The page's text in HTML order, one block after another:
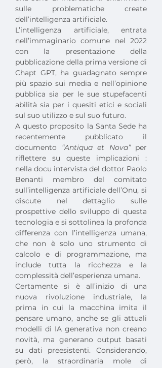
sulle problematiche create
dell’intelligenza artificiale.
L’intelligenza artificiale, entrata
nell’immaginario comune nel 2022
con la presentazione della
pubblicazione della prima versione di
Chapt GPT, ha guadagnato sempre
più spazio sui media e nell’opinione
pubblica sia per le sue stupefacenti
abilità sia per i quesiti etici e sociali
sul suo utilizzo e sul suo futuro.
A questo proposito la Santa Sede ha
recentemente pubblicato il
documento “Antiqua et Nova” per
riflettere su queste implicazioni :
nella docu intervista del dottor Paolo
Benanti membro del comitato
sull’intelligenza artificiale dell’Onu, si
discute nel dettaglio sulle
prospettive dello sviluppo di questa
tecnologia e si sottolinea la profonda
differenza con l’intelligenza umana,
che non è solo uno strumento di
calcolo e di programmazione, ma
include tutta la ricchezza e la
complessità dell’esperienza umana.
Certamente si è all’inizio di una
nuova rivoluzione industriale, la
prima in cui la macchina imita il
pensare umano, anche se gli attuali
modelli di IA generativa non creano
novità, ma generano output basati
su dati preesistenti. Considerando,
però, la straordinaria mole di